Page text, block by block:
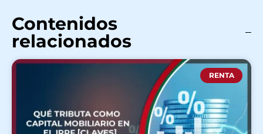
Contenidos
relacionados
RENTA